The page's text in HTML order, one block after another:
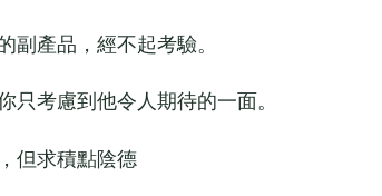
產品，經不起考驗。
考慮到他令人期待的一面。
但求積點陰德